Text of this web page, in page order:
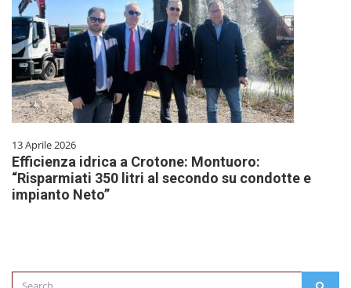
13 Aprile 2026
Efficienza idrica a Crotone: Montuoro:
“Risparmiati 350 litri al secondo su condotte e
impianto Neto”
Search